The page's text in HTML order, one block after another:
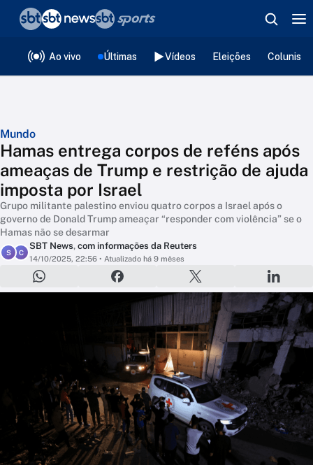
Ao vivo Últimas Vídeos Eleições
Mundo
Hamas entrega corpos de reféns após
ameaças de Trump e restrição de ajuda
imposta por Israel
Grupo militante palestino enviou quatro corpos a Israel após o
governo de Donald Trump ameaçar “responder com violência” se o
Hamas não se desarmar
S C
SBT News, com informações da Reuters
14/10/2025, 22:56 • Atualizado há 9 mêses
❮voltar
Editorias